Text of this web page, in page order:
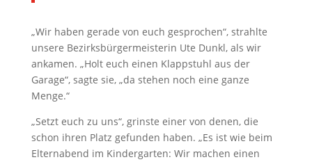
„Wir haben gerade von euch gesprochen“, strahlte
unsere Bezirksbürgermeisterin Ute Dunkl, als wir
ankamen. „Holt euch einen Klappstuhl aus der
Garage“, sagte sie, „da stehen noch eine ganze
Menge.“
„Setzt euch zu uns“, grinste einer von denen, die
schon ihren Platz gefunden haben. „Es ist wie beim
Elternabend im Kindergarten: Wir machen einen